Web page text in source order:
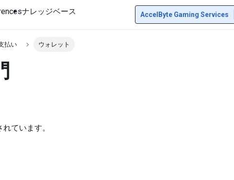
ナレッジベース AccelByte Gaming Services
払い ウォレット
ています。